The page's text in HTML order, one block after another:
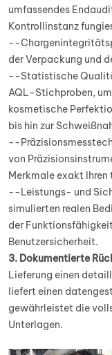
umfassendes
Kontrollinstanz
--
der Verpackung und
--Statistische
AQL-Stichproben,
kosmetische
bis hin zur
--
von
Merkmale exakt
--Leistungs- und
simulierten realen
der
Benutzersicherheit.
3. Dokumentierte
Lieferung einen
liefert einen
gewährleistet die
Unterlagen.